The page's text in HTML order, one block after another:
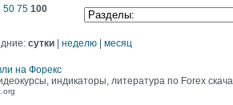
50 75 100
сутки неделю
месяц
на Форекс
индикаторы, литература по Forex